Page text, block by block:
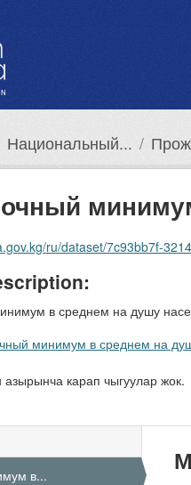
Национальный...
ru/dataset/7c93bb7f-
в среднем на душу
минимум в среднем на
азырынча карап чыгуулар жок.
в...